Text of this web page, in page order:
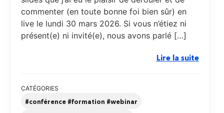
commenter (en toute bonne foi bien sûr) en
live le lundi 30 mars 2026. Si vous n’étiez ni
présent(e) ni invité(e), nous avons parlé […]
Lire la suite
CATÉGORIES
#conférence #formation #webinar